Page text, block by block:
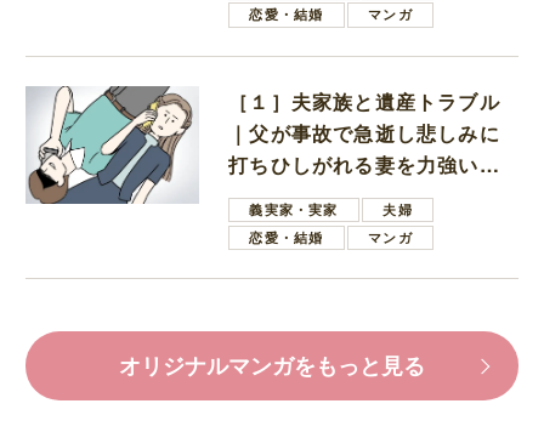
恋愛・結婚
マンガ
［１］夫家族と遺産トラブル
｜父が事故で急逝し悲しみに
打ちひしがれる妻を力強い言
葉で励ます夫
義実家・実家
夫婦
恋愛・結婚
マンガ
オリジナルマンガをもっと見る